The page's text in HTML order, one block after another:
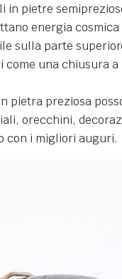
in pietre
energia
sulla parte
come una chiusura
pietra preziosa
orecchini,
con i migliori auguri.